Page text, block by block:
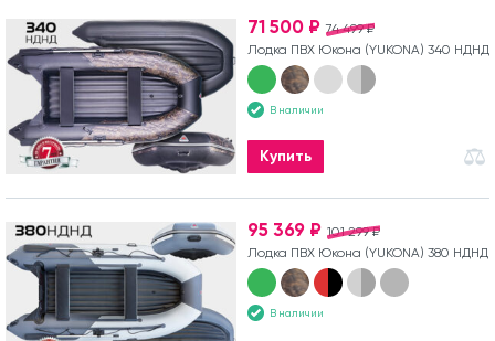
74 499 ₽
71 500 ₽
Лодка ПВХ Юкона (YUKONA) 340 НДНД
В наличии
Купить
101 299 ₽
95 369 ₽
Лодка ПВХ Юкона (YUKONA) 380 НДНД
В наличии